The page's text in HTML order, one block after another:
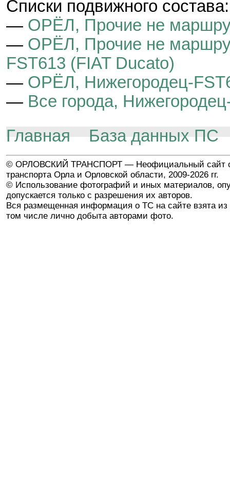
Cписки подвижного состава:
— ОРЁЛ, Прочие не
— ОРЁЛ, Прочие не
FST613 (FIAT Ducato)
— ОРЁЛ, Нижегородец-
— Все города,
Главная
База данных ПС
© ОРЛОВСКИЙ ТРАНСПОРТ — Неофициальный сайт
транспорта Орла и Орловской области, 2009-2026 гг.
© Использование фотографий и иных материалов,
допускается только с разрешения их авторов.
Вся размещенная информация о ТС на сайте взята из
том числе лично добыта авторами фото.